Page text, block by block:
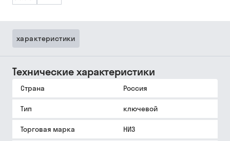
характеристики
Технические характеристики
Страна Россия
Тип ключевой
Торговая марка НИЗ